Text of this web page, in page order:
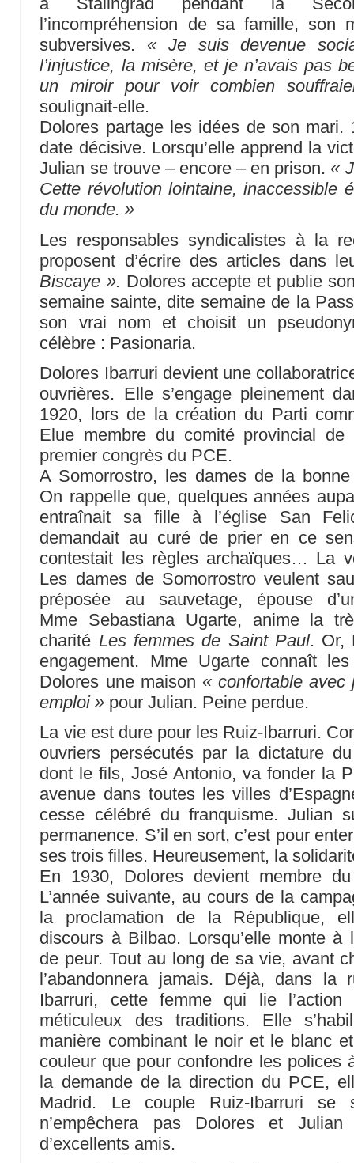
l’incompréhension de sa famille,
subversives. « Je suis devenue
l’injustice, la misère, et je n’avais pas
un miroir pour voir combien
soulignait-elle.
Dolores partage les idées de son
date décisive. Lorsqu’elle apprend la
Julian se trouve – encore – en prison. «
Cette révolution lointaine, inaccessible
du monde. »
Les responsables syndicalistes à la
proposent d’écrire des articles dans
Biscaye ». Dolores accepte et publie
semaine sainte, dite semaine de la
son vrai nom et choisit un
célèbre : Pasionaria.
Dolores Ibarruri devient une
ouvrières. Elle s’engage pleinement
1920, lors de la création du Parti
Elue membre du comité provincial
premier congrès du PCE.
A Somorrostro, les dames de la
On rappelle que, quelques années
entraînait sa fille à l’église San
demandait au curé de prier en ce
contestait les règles archaïques… La
Les dames de Somorrostro veulent
préposée au sauvetage, épouse
Mme Sebastiana Ugarte, anime la
charité Les femmes de Saint Paul. Or,
engagement. Mme Ugarte connaît
Dolores une maison « confortable avec
emploi » pour Julian. Peine perdue.
La vie est dure pour les Ruiz-Ibarruri.
ouvriers persécutés par la dictature
dont le fils, José Antonio, va fonder la
avenue dans toutes les villes
cesse célébré du franquisme. Julian
permanence. S’il en sort, c’est pour
ses trois filles. Heureusement, la
En 1930, Dolores devient membre
L’année suivante, au cours de la
la proclamation de la République,
discours à Bilbao. Lorsqu’elle monte à
de peur. Tout au long de sa vie, avant
l’abandonnera jamais. Déjà, dans la
Ibarruri, cette femme qui lie l’action
méticuleux des traditions. Elle
manière combinant le noir et le blanc
couleur que pour confondre les polices
la demande de la direction du PCE,
Madrid. Le couple Ruiz-Ibarruri se
n’empêchera pas Dolores et
d’excellents amis.